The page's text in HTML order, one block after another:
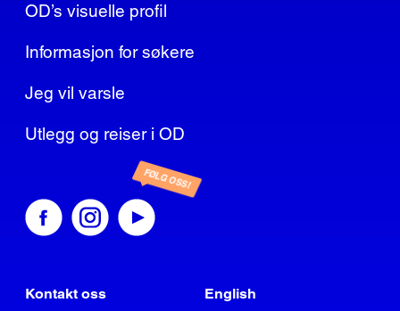
OD’s visuelle profil
Informasjon for søkere
Jeg vil varsle
Utlegg og reiser i OD
FØLG OSS!
Kontakt oss English